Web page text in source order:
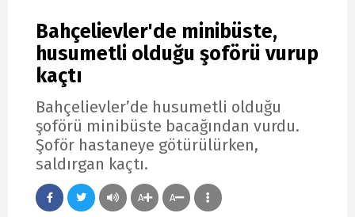
Bahçelievler'de minibüste,
husumetli olduğu şoförü vurup
kaçtı
Bahçelievler’de husumetli olduğu
şoförü minibüste bacağından vurdu.
Şoför hastaneye götürülürken,
saldırgan kaçtı.
A A